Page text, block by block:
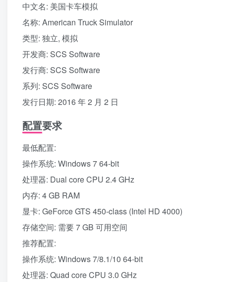
中文名: 美国卡车模拟
名称: American Truck Simulator
类型: 独立, 模拟
开发商: SCS Software
发行商: SCS Software
系列: SCS Software
发行日期: 2016 年 2 月 2 日
配置要求
最低配置:
操作系统: Windows 7 64-bit
处理器: Dual core CPU 2.4 GHz
内存: 4 GB RAM
显卡: GeForce GTS 450-class (Intel HD 4000)
存储空间: 需要 7 GB 可用空间
推荐配置:
操作系统: Windows 7/8.1/10 64-bit
处理器: Quad core CPU 3.0 GHz